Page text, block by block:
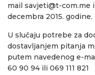
mail savjeti@t-com.me i
decembra 2015. godine.
U slučaju potrebe za
dostavljanjem pitanja
putem navedenog e-
60 90 94 ili 069 111 821